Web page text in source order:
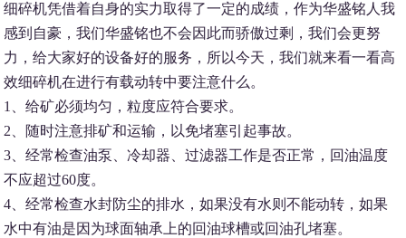
细碎机凭借着自身的实力取得了一定的成绩，作为华盛铭人我
感到自豪，我们华盛铭也不会因此而骄傲过剩，我们会更努
力，给大家好的设备好的服务，所以今天，我们就来看一看高
效细碎机在进行有载动转中要注意什么。
1、给矿必须均匀，粒度应符合要求。
2、随时注意排矿和运输，以免堵塞引起事故。
3、经常检查油泵、冷却器、过滤器工作是否正常，回油温度
不应超过60度。
4、经常检查水封防尘的排水，如果没有水则不能动转，如果
水中有油是因为球面轴承上的回油球槽或回油孔堵塞。